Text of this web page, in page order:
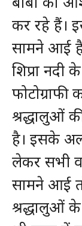
कर रहे हैं।
सामने आई
शिप्रा
श्रद्धालुओं
है। इसके
लेकर सभी
सामने आई
श्रद्धालुओं